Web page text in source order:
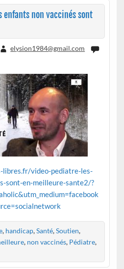
enfants non vaccinés sont
elysion1984@gmail.com
video-pediatre-les-
sont-en-meilleure-sante2/?
, handicap,Santé,Soutien,
, non vaccinés, Pédiatre,